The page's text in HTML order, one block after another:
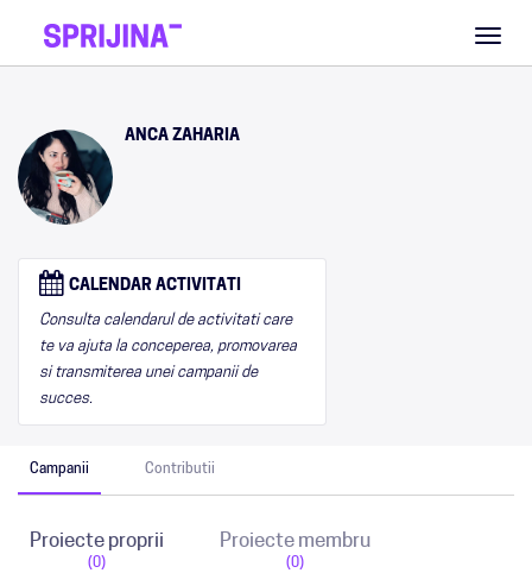
ANCA ZAHARIA
CALENDAR ACTIVITATI
Consulta calendarul de activitati care
te va ajuta la conceperea, promovarea
si transmiterea unei campanii de
succes.
Campanii Contributii
Proiecte proprii
(0)
Proiecte membru
(0)